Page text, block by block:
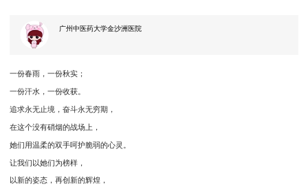
广州中医药大学金沙洲医院
一份春雨，一份秋实；
一份汗水，一份收获。
追求永无止境，奋斗永无穷期，
在这个没有硝烟的战场上，
她们用温柔的双手呵护脆弱的心灵。
让我们以她们为榜样，
以新的姿态，再创新的辉煌，